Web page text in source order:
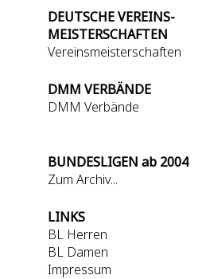
DEUTSCHE VEREINS-
MEISTERSCHAFTEN
Vereinsmeisterschaften
DMM VERBÄNDE
DMM Verbände
BUNDESLIGEN ab 2004
Zum Archiv...
LINKS
BL Herren
BL Damen
Impressum